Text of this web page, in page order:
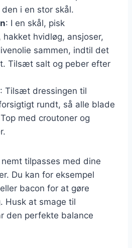
i en stor skål.
: I en skål, pisk
hvidløg, ansjoser,
sammen, indtil det
Tilsæt salt og peber efter
: Tilsæt dressingen til
rundt, så alle blade
med croutoner og
tilpasses med dine
Du kan for eksempel
bacon for at gøre
Husk at smage til
den perfekte balance